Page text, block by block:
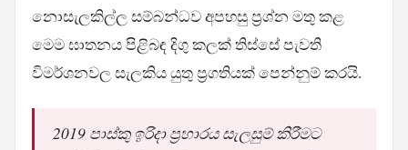
නොසැලකිල්ල සම්බන්ධව අපහසු ප්‍රශ්න මතු කළ
මෙම ඝාතනය පිළිබඳ දිගු කලක් තිස්සේ පැවති
විමර්ශනවල සැලකිය යුතු ප්‍රගතියක් පෙන්නුම් කරයි.
2019 පාස්කු ඉරිදා ප්‍රහාරය සැලසුම් කිරීමට